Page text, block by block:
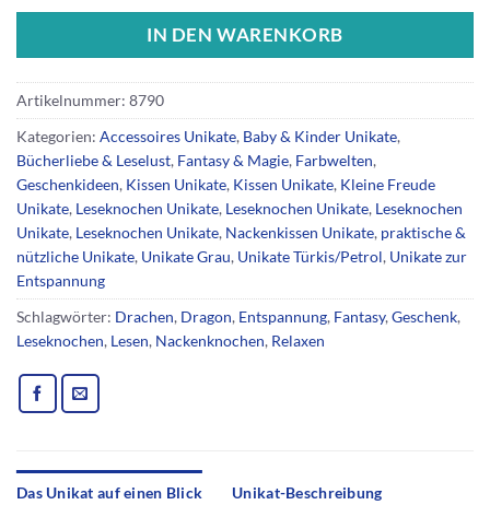
IN DEN WARENKORB
Artikelnummer: 8790
Kategorien: Accessoires Unikate, Baby & Kinder Unikate,
Bücherliebe & Leselust, Fantasy & Magie, Farbwelten,
Geschenkideen, Kissen Unikate, Kissen Unikate, Kleine Freude
Unikate, Leseknochen Unikate, Leseknochen Unikate, Leseknochen
Unikate, Leseknochen Unikate, Nackenkissen Unikate, praktische &
nützliche Unikate, Unikate Grau, Unikate Türkis/Petrol, Unikate zur
Entspannung
Schlagwörter: Drachen, Dragon, Entspannung, Fantasy,Geschenk,
Leseknochen, Lesen, Nackenknochen, Relaxen
Das Unikat auf einen Blick Unikat-Beschreibung